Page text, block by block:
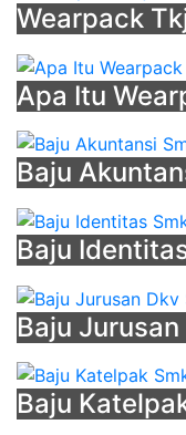
Jersey
Custom
Murah
Singkawang
-
Baju
Jurusan
Dkv
Smk
-
Motif
Seragam
Kerja
-
Almet
Wearpack
Apa Itu
Baju
Baju
Baju
Baju